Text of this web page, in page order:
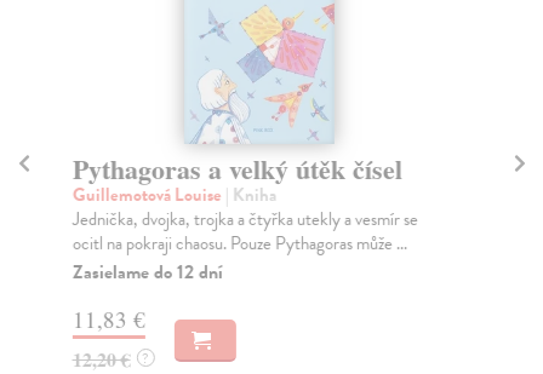
Pythagoras a velký útěk čísel
Guillemotová Louise | Kniha
Jednička, dvojka, trojka a čtyřka utekly a vesmír se
ocitl na pokraji chaosu. Pouze Pythagoras může ...
Zasielame do 12 dní
11,83 €
12,20 € ?